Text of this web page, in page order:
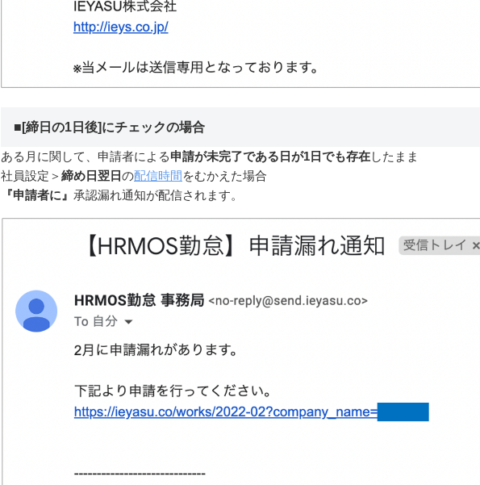
■[締日の1日後]にチェックの場合
ある月に関して、申請者による申請が未完了である日が1日でも存在したまま
社員設定＞ 締め日翌日の配信時間をむかえた場合
『申請者に』 承認漏れ通知が配信されます。